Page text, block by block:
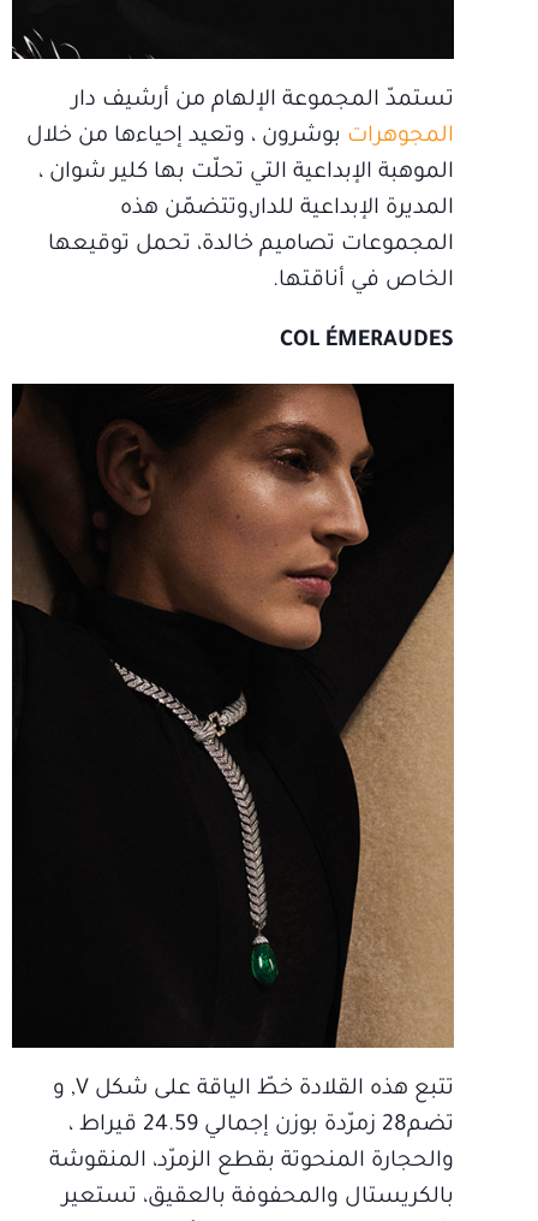
تستمدّ المجموعة الإلهام من أرشيف دار
المجوهرات بوشرون ، وتعيد إحياءها من خلال
الموهبة الإبداعية التي تحلّت بها كلير شوان ،
المديرة الإبداعية للدار,وتتضمّن هذه
المجموعات تصاميم خالدة، تحمل توقيعها
الخاص في أناقتها.
COL ÉMERAUDES
تتبع هذه القلادة خطّ الياقة على شكل V, و
تضم28 زمرّدة بوزن إجمالي 24.59 قيراط ،
والحجارة المنحوتة بقطع الزمرّد، المنقوشة
بالكريستال والمحفوفة بالعقيق، تستعير